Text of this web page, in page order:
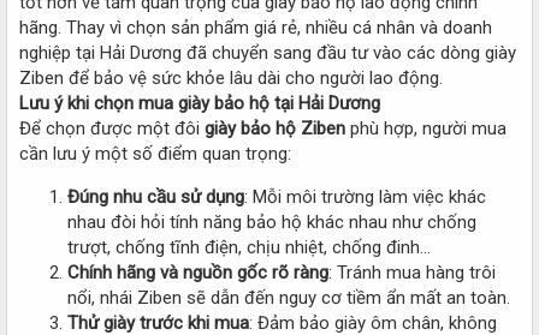
hãng. Thay vì chọn sản phẩm giá rẻ, nhiều cá nhân và doanh
nghiệp tại Hải Dương đã chuyển sang đầu tư vào các dòng giày
Ziben để bảo vệ sức khỏe lâu dài cho người lao động.
Lưu ý khi chọn mua giày bảo hộ tại Hải Dương
Để chọn được một đôi giày bảo hộ Ziben phù hợp, người mua
cần lưu ý một số điểm quan trọng:
Đúng nhu cầu sử dụng: Mỗi môi trường làm việc khác
nhau đòi hỏi tính năng bảo hộ khác nhau như chống
trượt, chống tĩnh điện, chịu nhiệt, chống đinh…
Chính hãng và nguồn gốc rõ ràng: Tránh mua hàng trôi
nổi, nhái Ziben sẽ dẫn đến nguy cơ tiềm ẩn mất an toàn.
Thử giày trước khi mua: Đảm bảo giày ôm chân, không